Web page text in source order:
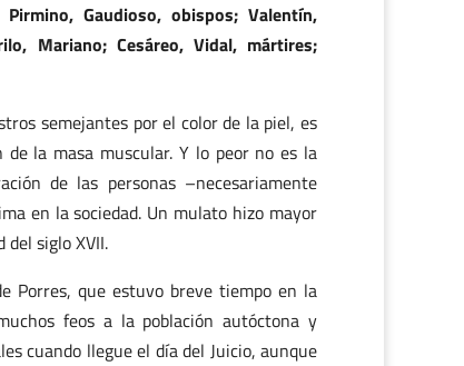
Gaudioso, obispos; Valentín,
Mariano; Cesáreo, Vidal, mártires;
semejantes por el color de la piel, es
la masa muscular. Y lo peor no es la
de las personas –necesariamente
en la sociedad. Un mulato hizo mayor
siglo XVII.
Porres, que estuvo breve tiempo en la
feos a la población autóctona y
cuando llegue el día del Juicio, aunque